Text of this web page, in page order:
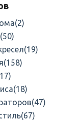
(2)
(50)
(19)
(158)
(18)
(47)
(67)